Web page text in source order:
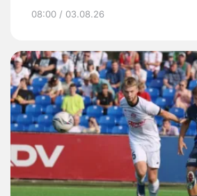
08:00 / 03.08.26